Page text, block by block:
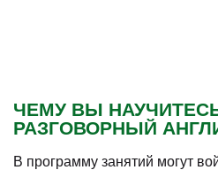
ЧЕМУ ВЫ
РАЗГОВОРНЫЙ
В программу занятий могут